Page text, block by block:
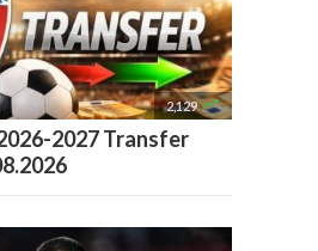
2,129 
2027 Transfer